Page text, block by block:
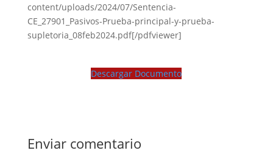
content/uploads/2024/07/Sentencia-
CE_27901_Pasivos-Prueba-principal-y-prueba-
supletoria_08feb2024.pdf[/pdfviewer]
Descargar Documento
Enviar comentario